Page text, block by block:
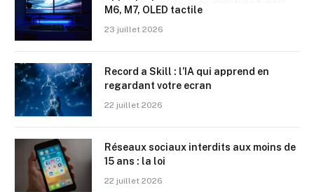
M6, M7, OLED tactile
23 juillet 2026
Record a Skill : l’IA qui apprend en
regardant votre ecran
22 juillet 2026
Réseaux sociaux interdits aux moins de
15 ans : la loi
22 juillet 2026